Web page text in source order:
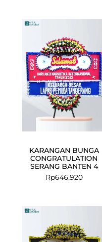
KARANGAN BUNGA
CONGRATULATION
SERANG BANTEN 4
Rp646.920